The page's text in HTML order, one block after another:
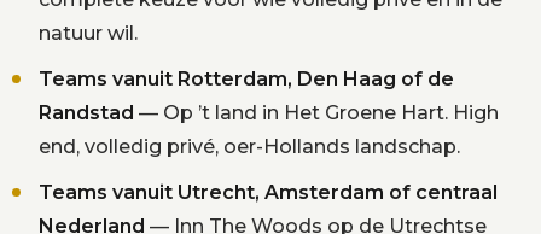
natuur wil.
Teams vanuit Rotterdam, Den Haag of de
Randstad — Op ’t land in Het Groene Hart. High
end, volledig privé, oer-Hollands landschap.
Teams vanuit Utrecht, Amsterdam of centraal
Nederland — Inn The Woods op de Utrechtse